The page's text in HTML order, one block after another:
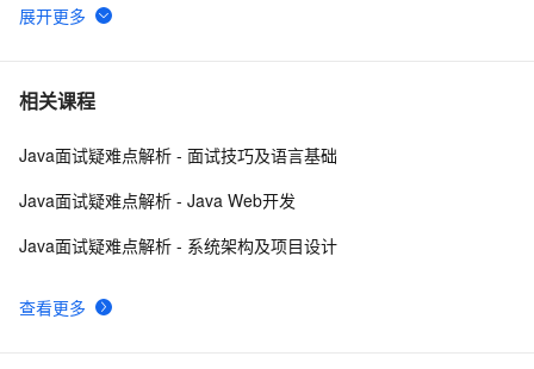
6
揭秘CSS布局神器：vw/vh、rem、%与px大PK，掌握它
7 Python深度学习面试：CNN、RNN与Transformer详解
8 10年Java面试总结：Java程序员面试必备的面试技巧
行TLS四次握手
相关课程
查看更多
Java面试疑难点解析 - 面试技巧及语言基础
Java面试疑难点解析 - Java Web开发
Java面试疑难点解析 - 系统架构及项目设计